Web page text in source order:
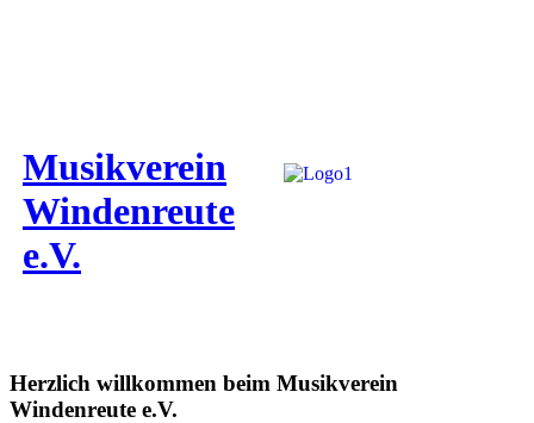
Musikverein
Windenreute
e.V.
Herzlich willkommen beim Musikverein
Windenreute e.V.